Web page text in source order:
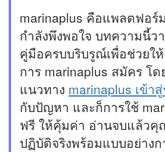
marinaplus คือแพลตฟอร์
กำลังพึงพอใจ บทความนี้ว
คู่มือครบบริบรูณ์เพื่อช่วยใ
การ marinaplus สมัคร โ
แนวทาง marinaplus เข้า
กับปัญหา และก็การใช้
ฟรี ให้คุ้มค่า อ่านจบแล้วคุ
ปฏิบัติจริงพร้อมแบบอย่าง